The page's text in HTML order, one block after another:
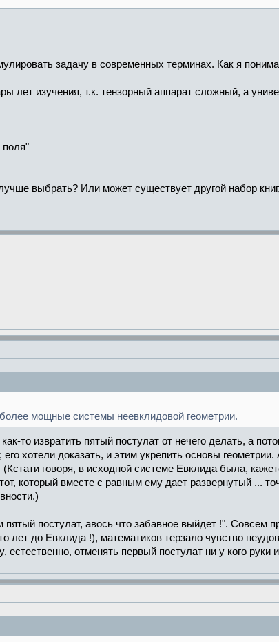
задачу в современных терминах. Как я
лет изучения, т.к. тензорный аппарат сложный, а
поля"
выбрать? Или может существует другой набор
мощные системы неевклидовой геометрии.
то извратить пятый постулат от нечего делать, а
хотели доказать, и этим укрепить основы
говоря, в исходной системе Евклида была,
который вместе с равным ему дает развернутый ...
постулат, авось что забавное выйдет !". Совсем
до Евклида !), математиков терзало чувство
отменять первый постулат ни у кого руки